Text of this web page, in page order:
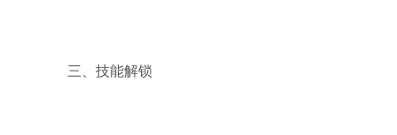
三、技能解锁